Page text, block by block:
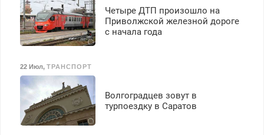
Четыре ДТП произошло на
Приволжской железной дороге
с начала года
22 Июл, ТРАНСПОРТ
Волгоградцев зовут в
турпоездку в Саратов